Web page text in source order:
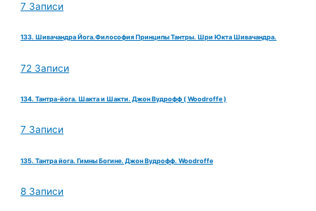
7 Записи
133. Шивачандра Йога.Философия Принципы Тантры. Шри Юкта Шивачандра.
72 Записи
134. Тантра-йога. Шакта и Шакти. Джон Вудрофф ( Woodroffe )
7 Записи
135. Тантра йога. Гимны Богине. Джон Вудрофф. Woodroffe
8 Записи